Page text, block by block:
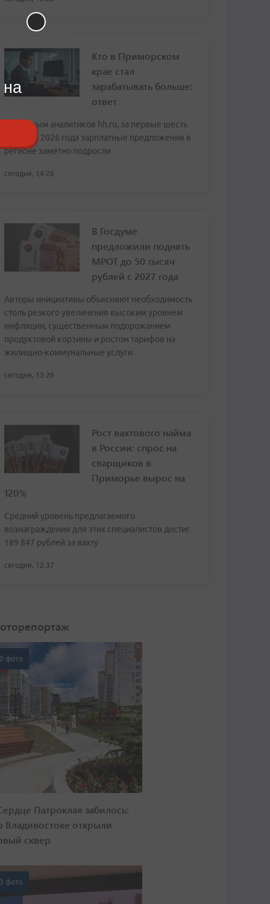
Кто в Приморском
крае стал
зарабатывать больше:
ответ
По данным аналитиков hh.ru, за первые шесть
месяцев 2026 года зарплатные предложения в
регионе заметно подросли
сегодня, 14:26
В Госдуме
предложили поднять
МРОТ до 50 тысяч
рублей с 2027 года
Авторы инициативы объясняют необходимость
столь резкого увеличения высоким уровнем
инфляции, существенным подорожанием
продуктовой корзины и ростом тарифов на
жилищно-коммунальные услуги
сегодня, 13:26
Рост вахтового найма
в России: спрос на
сварщиков в
Приморье вырос на
120%
Средний уровень предлагаемого
вознаграждения для этих специалистов достиг
189 847 рублей за вахту
сегодня, 12:37
фото
Патрокла» забилось:
Владивостоке открыли
сквер
фото